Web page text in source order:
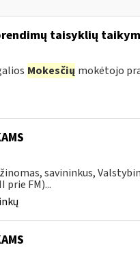
taisyklių
Mokesčių mokėtojo
savininkus,
FM)...